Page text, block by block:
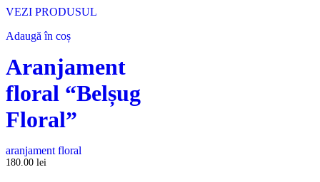
VEZI PRODUSUL
Adaugă în coș
Aranjament
floral “Belșug
Floral”
aranjament floral
180.00 lei